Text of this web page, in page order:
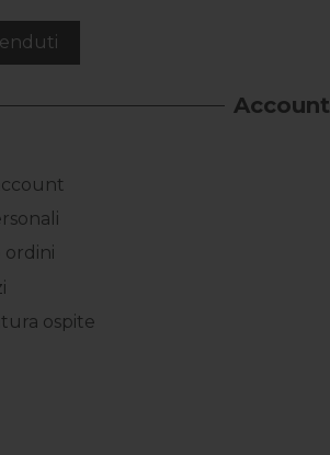
Account
ordini
ospite